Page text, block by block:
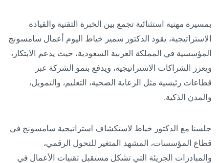
بمسيرة مهنية استثنائية تجمع بين الخبرة التقنية والقيادة
الاستراتيجية، يقود الدكتور سمير خياط اليوم أعمال سامسونج
المؤسسية في المملكة العربية السعودية، حيث يدعم الابتكار،
ويعزز الشراكات الاستراتيجية، ويدفع بنمو الشركة عبر
قطاعات رئيسية مثل الرعاية الصحية، التعليم، والتمويل،
والمدن الذكية.
جلسنا مع الدكتور خياط لاستكشاف استراتيجية سامسونج في
قطاع المؤسسات، المشهد المتغير للتحول الرقمي،
والمبادرات الجريئة التي تشكل مستقبل تقنيات الأعمال في